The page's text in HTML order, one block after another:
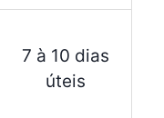
7 à 10 dias
úteis